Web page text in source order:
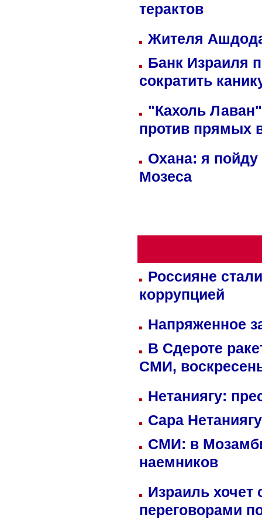
терактов
Жителя
Банк Израиля
сократить
"Кахоль
против прямых
Охана: я пойду
Мозеса
Россияне
коррупцией
Напряженное
В Сдероте
СМИ,
Нетаниягу:
Сара
СМИ: в
наемников
Израиль хочет
переговорами